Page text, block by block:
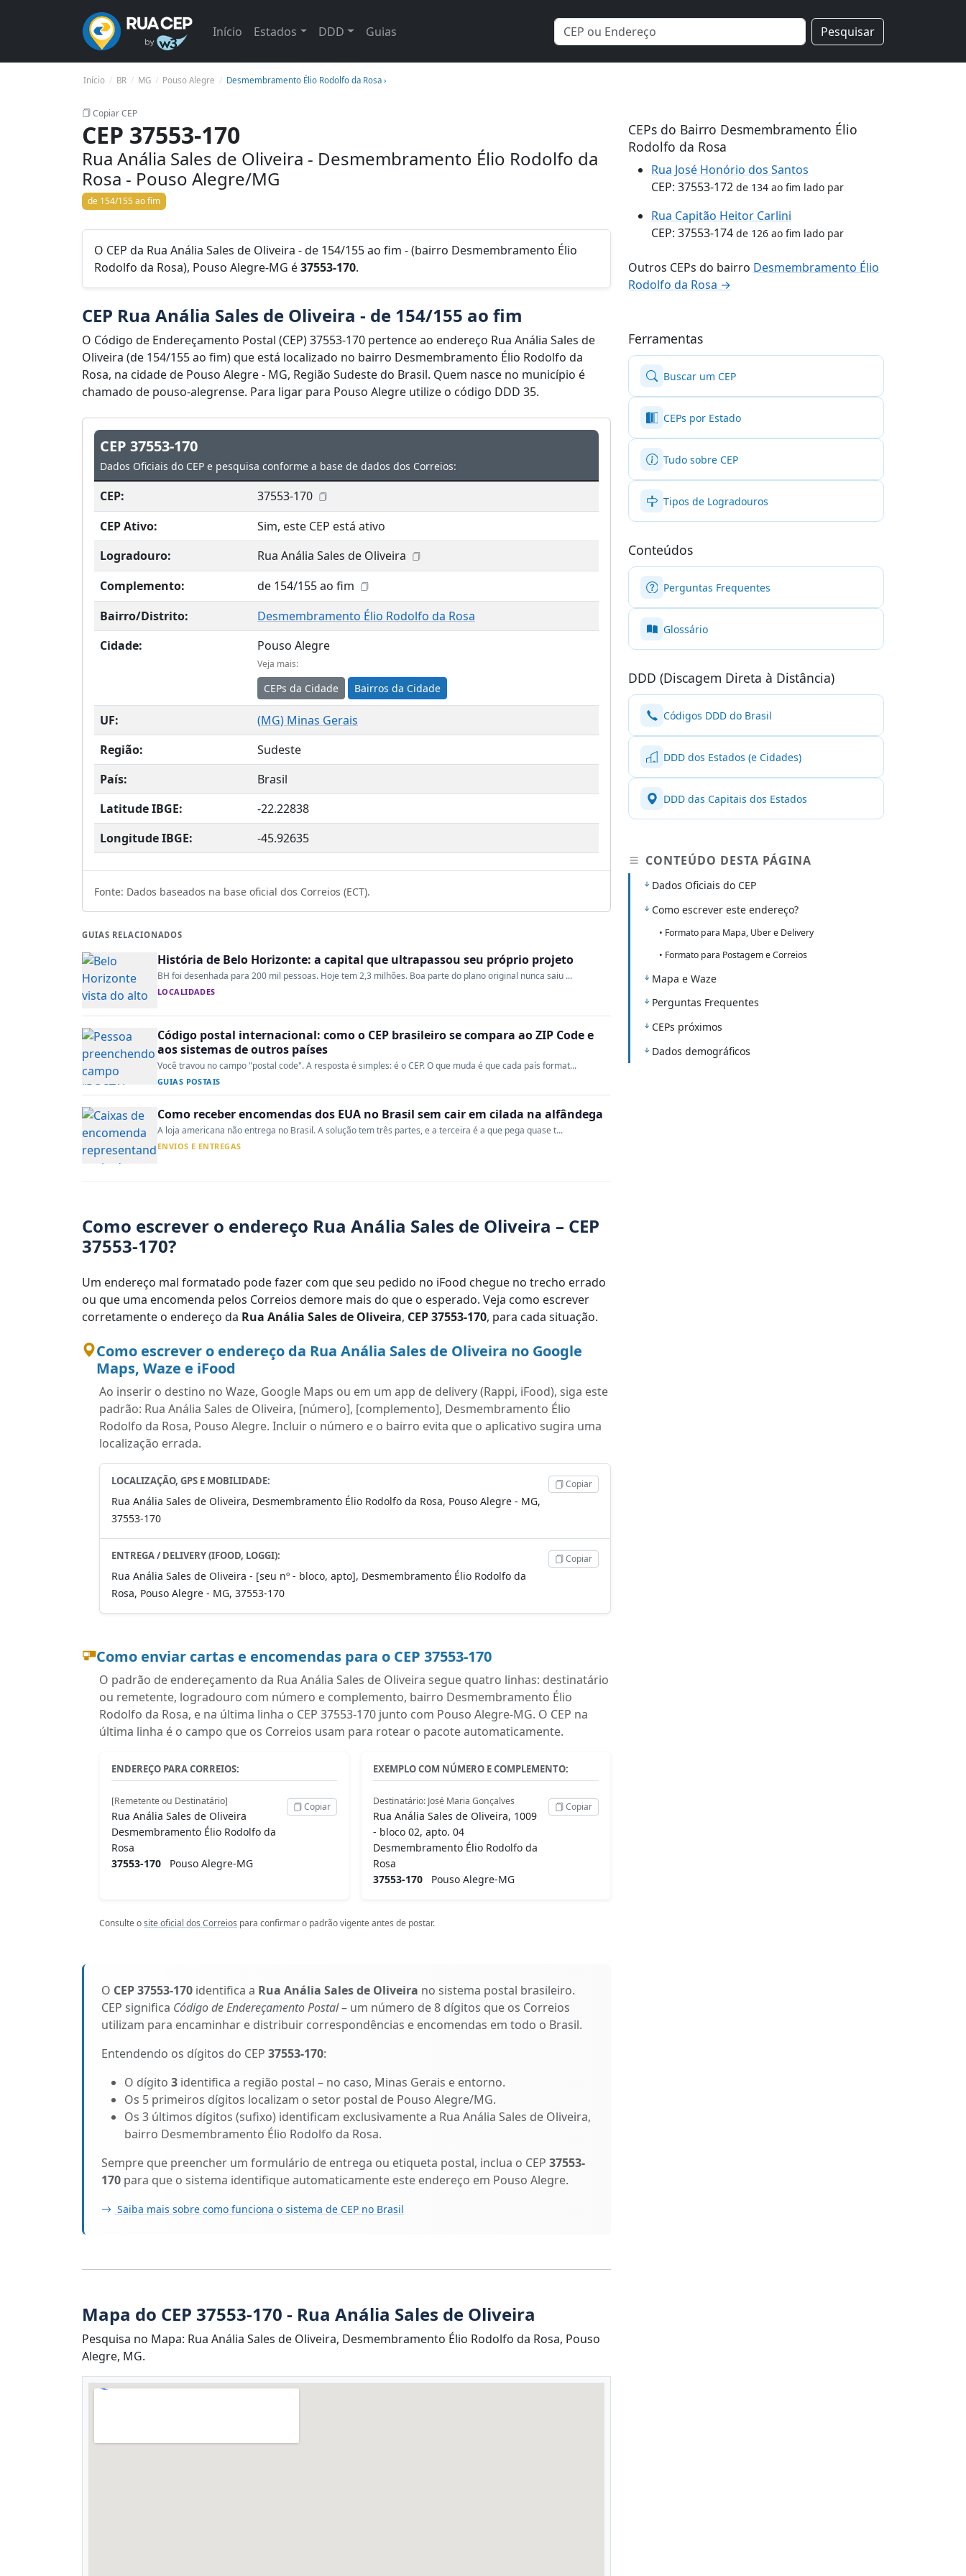
Início Estados DDD Guias Pesquisar
Início BR MG Pouso Alegre Desmembramento Élio Rodolfo da Rosa ›
Copiar CEP
CEP 37553-170
Rua Anália Sales de Oliveira - Desmembramento Élio Rodolfo da
Rosa - Pouso Alegre/MG
de 154/155 ao fim
O CEP da Rua Anália Sales de Oliveira - de 154/155 ao fim - (bairro Desmembramento Élio
Rodolfo da Rosa), Pouso Alegre-MG é37553-170.
CEP Rua Anália Sales de Oliveira - de 154/155 ao fim
O Código de Endereçamento Postal (CEP) 37553-170 pertence ao endereço Rua Anália Sales de
Oliveira (de 154/155 ao fim) que está localizado no bairro Desmembramento Élio Rodolfo da
Rosa, na cidade de Pouso Alegre - MG, Região Sudeste do Brasil. Quem nasce no município é
chamado de pouso-alegrense. Para ligar para Pouso Alegre utilize o código DDD 35.
CEP 37553-170
Dados Oficiais do CEP e pesquisa conforme a base de dados dos Correios:
CEP:
37553-170
CEP Ativo:
Sim, este CEP está ativo
Logradouro:
Rua Anália Sales de Oliveira
Complemento:
de 154/155 ao fim
Bairro/Distrito:
Desmembramento Élio Rodolfo da Rosa
Cidade:
Pouso Alegre
Veja mais:
CEPs da Cidade Bairros da Cidade
UF: (MG) Minas Gerais
Região:
Sudeste
País:
Brasil
Latitude IBGE:
-22.22838
Longitude IBGE:
-45.92635
Fonte: Dados baseados na base oficial dos Correios (ECT).
GUIAS RELACIONADOS
História de Belo Horizonte: a capital que ultrapassou seu próprio projeto
BH foi desenhada para 200 mil pessoas. Hoje tem 2,3 milhões. Boa parte do plano original nunca saiu ...
LOCALIDADES
Código postal internacional: como o CEP brasileiro se compara ao ZIP Code e
aos sistemas de outros países
Você travou no campo "postal code". A resposta é simples: é o CEP. O que muda é que cada país format...
GUIAS POSTAIS
Como receber encomendas dos EUA no Brasil sem cair em cilada na alfândega
A loja americana não entrega no Brasil. A solução tem três partes, e a terceira é a que pega quase t...
ENVIOS E ENTREGAS
Como escrever o endereço Rua Anália Sales de Oliveira – CEP
37553-170?
Um endereço mal formatado pode fazer com que seu pedido no iFood chegue no trecho errado
ou que uma encomenda pelos Correios demore mais do que o esperado. Veja como escrever
corretamente o endereço da Rua Anália Sales de Oliveira, CEP 37553-170, para cada situação.
Como escrever o endereço da Rua Anália Sales de Oliveira no Google
Maps, Waze e iFood
Ao inserir o destino no Waze, Google Maps ou em um app de delivery (Rappi, iFood), siga este
padrão: Rua Anália Sales de Oliveira, [número], [complemento], Desmembramento Élio
Rodolfo da Rosa, Pouso Alegre. Incluir o número e o bairro evita que o aplicativo sugira uma
localização errada.
LOCALIZAÇÃO, GPS E MOBILIDADE:
Rua Anália Sales de Oliveira, Desmembramento Élio Rodolfo da Rosa, Pouso Alegre - MG,
37553-170
Copiar
ENTREGA / DELIVERY (IFOOD, LOGGI):
Rua Anália Sales de Oliveira - [seu nº - bloco, apto], Desmembramento Élio Rodolfo da
Rosa, Pouso Alegre - MG, 37553-170
Copiar
Como enviar cartas e encomendas para o CEP 37553-170
O padrão de endereçamento da Rua Anália Sales de Oliveira segue quatro linhas: destinatário
ou remetente, logradouro com número e complemento, bairro Desmembramento Élio
Rodolfo da Rosa, e na última linha o CEP 37553-170 junto com Pouso Alegre-MG. O CEP na
última linha é o campo que os Correios usam para rotear o pacote automaticamente.
ENDEREÇO PARA CORREIOS:
[Remetente ou Destinatário]
Rua Anália Sales de Oliveira
Desmembramento Élio Rodolfo da
Rosa
37553-170 Pouso Alegre-MG
Copiar
EXEMPLO COM NÚMERO E COMPLEMENTO:
Destinatário: José Maria Gonçalves
Rua Anália Sales de Oliveira, 1009
- bloco 02, apto. 04
Desmembramento Élio Rodolfo da
Rosa
37553-170 Pouso Alegre-MG
Copiar
Consulte osite oficial dos Correios para confirmar o padrão vigente antes de postar.
O CEP 37553-170 identifica a Rua Anália Sales de Oliveira no sistema postal brasileiro.
CEP significa Código de Endereçamento Postal– um número de 8 dígitos que os Correios
utilizam para encaminhar e distribuir correspondências e encomendas em todo o Brasil.
Entendendo os dígitos do CEP 37553-170:
O dígito 3 identifica a região postal – no caso, Minas Gerais e entorno.
Os 5 primeiros dígitos localizam o setor postal de Pouso Alegre/MG.
Os 3 últimos dígitos (sufixo) identificam exclusivamente a Rua Anália Sales de Oliveira,
bairro Desmembramento Élio Rodolfo da Rosa.
Sempre que preencher um formulário de entrega ou etiqueta postal, inclua o CEP 37553-
170 para que o sistema identifique automaticamente este endereço em Pouso Alegre.
Saiba mais sobre como funciona o sistema de CEP no Brasil
Mapa do CEP 37553-170 - Rua Anália Sales de Oliveira
Pesquisa no Mapa: Rua Anália Sales de Oliveira, Desmembramento Élio Rodolfo da Rosa, Pouso
Alegre, MG.
CEPs do Bairro Desmembramento Élio
Rodolfo da Rosa
Rua José Honório dos Santos
CEP: 37553-172 de 134 ao fim lado par
Rua Capitão Heitor Carlini
CEP: 37553-174 de 126 ao fim lado par
Outros CEPs do bairro Desmembramento Élio
Rodolfo da Rosa →
Ferramentas
Buscar um CEP
CEPs por Estado
Tudo sobre CEP
Tipos de Logradouros
Conteúdos
Perguntas Frequentes
Glossário
DDD (Discagem Direta à Distância)
Códigos DDD do Brasil
DDD dos Estados (e Cidades)
DDD das Capitais dos Estados
CONTEÚDO DESTA PÁGINA
Dados Oficiais do CEP
Como escrever este endereço?
• Formato para Mapa, Uber e Delivery
• Formato para Postagem e Correios
Mapa e Waze
Perguntas Frequentes
CEPs próximos
Dados demográficos